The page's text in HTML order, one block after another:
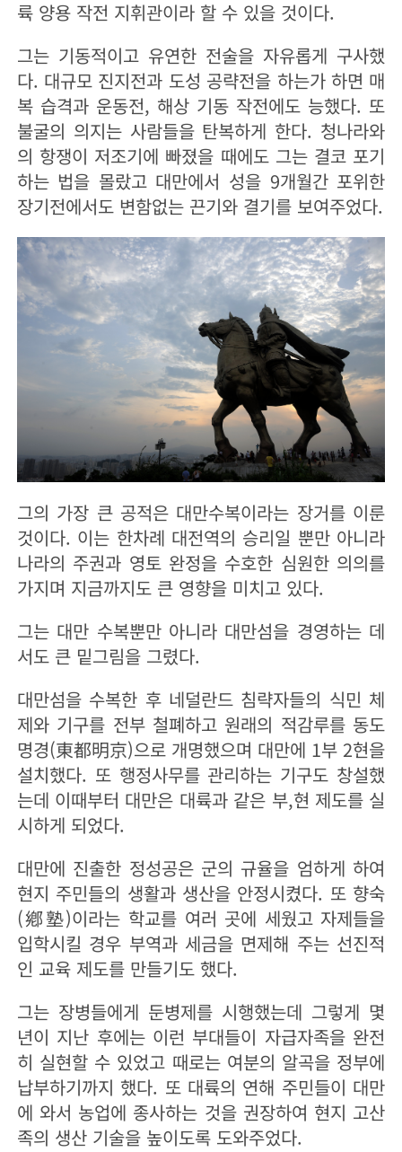
륙 양용 작전 지휘관이라 할 수 있을 것이다.
그는 기동적이고 유연한 전술을 자유롭게 구사했
다. 대규모 진지전과 도성 공략전을 하는가 하면 매
복 습격과 운동전, 해상 기동 작전에도 능했다. 또
불굴의 의지는 사람들을 탄복하게 한다. 청나라와
의 항쟁이 저조기에 빠졌을 때에도 그는 결코 포기
하는 법을 몰랐고 대만에서 성을 9개월간 포위한
장기전에서도 변함없는 끈기와 결기를 보여주었다.
그의 가장 큰 공적은 대만수복이라는 장거를 이룬
것이다. 이는 한차례 대전역의 승리일 뿐만 아니라
나라의 주권과 영토 완정을 수호한 심원한 의의를
가지며 지금까지도 큰 영향을 미치고 있다.
그는 대만 수복뿐만 아니라 대만섬을 경영하는 데
서도 큰 밑그림을 그렸다.
대만섬을 수복한 후 네덜란드 침략자들의 식민 체
제와 기구를 전부 철폐하고 원래의 적감루를 동도
명경(東都明京)으로 개명했으며 대만에 1부 2현을
설치했다. 또 행정사무를 관리하는 기구도 창설했
는데 이때부터 대만은 대륙과 같은 부,현 제도를 실
시하게 되었다.
대만에 진출한 정성공은 군의 규율을 엄하게 하여
현지 주민들의 생활과 생산을 안정시켰다. 또 향숙
(鄕塾)이라는 학교를 여러 곳에 세웠고 자제들을
입학시킬 경우 부역과 세금을 면제해 주는 선진적
인 교육 제도를 만들기도 했다.
그는 장병들에게 둔병제를 시행했는데 그렇게 몇
년이 지난 후에는 이런 부대들이 자급자족을 완전
히 실현할 수 있었고 때로는 여분의 알곡을 정부에
납부하기까지 했다. 또 대륙의 연해 주민들이 대만
에 와서 농업에 종사하는 것을 권장하여 현지 고산
족의 생산 기술을 높이도록 도와주었다.